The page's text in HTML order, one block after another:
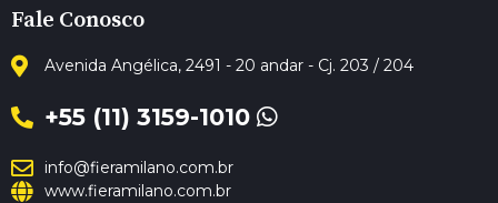
Fale Conosco
Avenida Angélica, 2491 - 20 andar - Cj. 203 / 204
+55 (11) 3159-1010
info@fieramilano.com.br
www.fieramilano.com.br